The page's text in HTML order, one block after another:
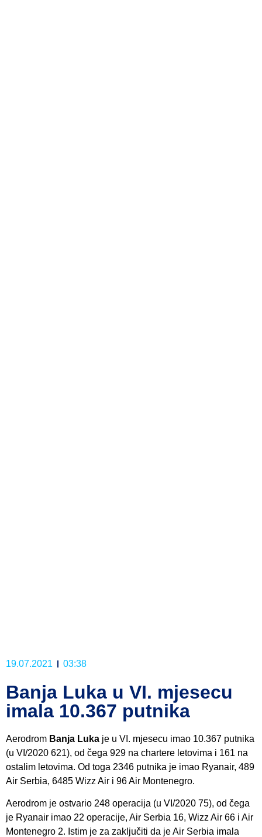
19.07.2021 03:38
Banja Luka u VI. mjesecu
imala 10.367 putnika
Aerodrom Banja Luka je u VI. mjesecu imao 10.367 putnika
(u VI/2020 621), od čega 929 na chartere letovima i 161 na
ostalim letovima. Od toga 2346 putnika je imao Ryanair, 489
Air Serbia, 6485 Wizz Air i 96 Air Montenegro.
Aerodrom je ostvario 248 operacija (u VI/2020 75), od čega
je Ryanair imao 22 operacije, Air Serbia 16, Wizz Air 66 i Air
Montenegro 2. Istim je za zaključiti da je Air Serbia imala